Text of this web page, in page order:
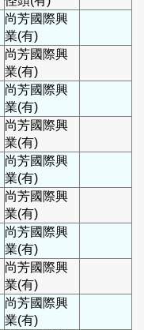
尚芳國際興
業(有)
尚芳國際興
業(有)
尚芳國際興
業(有)
尚芳國際興
業(有)
尚芳國際興
業(有)
尚芳國際興
業(有)
尚芳國際興
業(有)
尚芳國際興
業(有)
尚芳國際興
業(有)